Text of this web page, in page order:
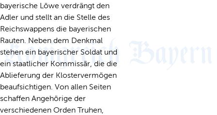
bayerische Löwe verdrängt den
Adler und stellt an die Stelle des
Reichswappens die bayerischen
Rauten. Neben dem Denkmal
stehen ein bayerischer Soldat und
ein staatlicher Kommissär, die die
Ablieferung der Klostervermögen
beaufsichtigen. Von allen Seiten
schaffen Angehörige der
verschiedenen Orden Truhen,